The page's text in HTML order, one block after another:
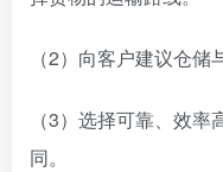
（2）向客户建议仓储
（3）选择可靠、效
同。